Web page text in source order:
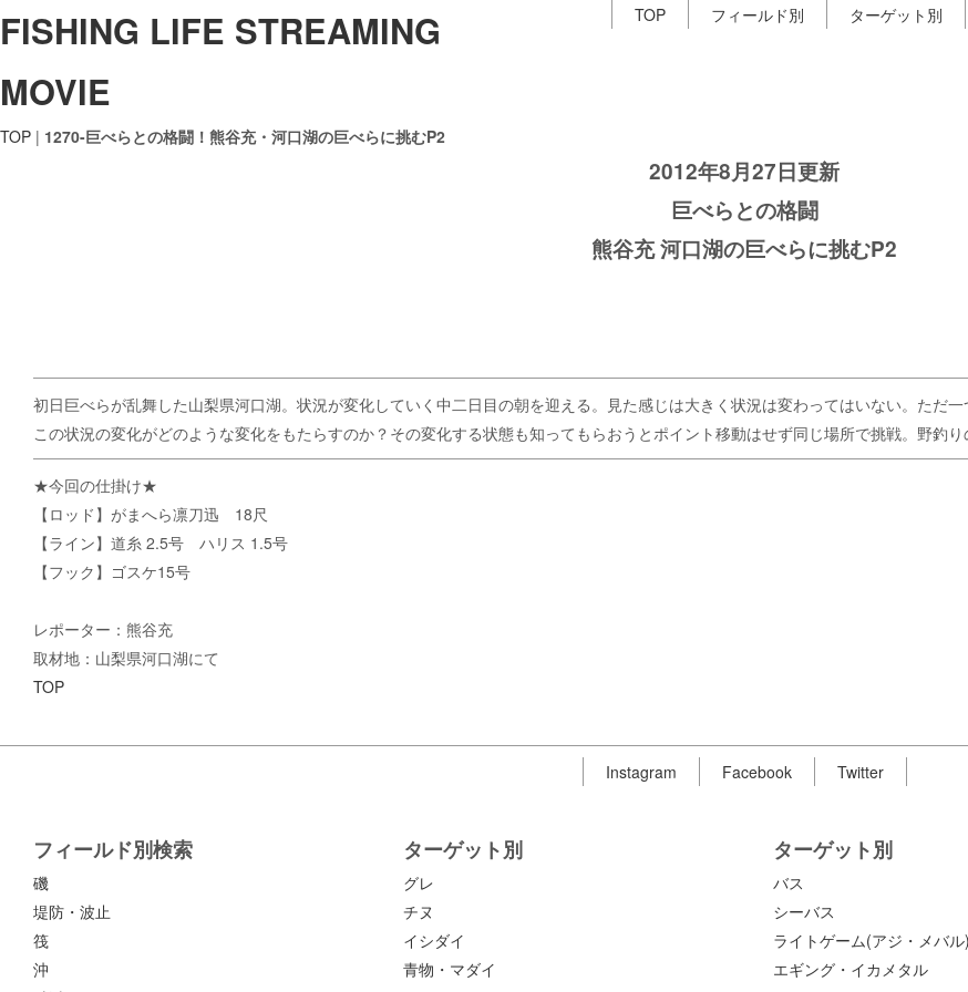
FISHING LIFE STREAMING
MOVIE
TOP フィールド別 ターゲット別
TOP | 1270-巨べらとの格闘！熊谷充・河口湖の巨べらに挑むP2
2012年8月27日更新
巨べらとの格闘
熊谷充 河口湖の巨べらに挑むP2
初日巨べらが乱舞した山梨県河口湖。状況が変化していく中二日目の朝を迎える。見た感じは大きく状況は変わってはいない。ただ一
この状況の変化がどのような変化をもたらすのか？その変化する状態も知ってもらおうとポイント移動はせず同じ場所で挑戦。野釣
★今回の仕掛け★
【ロッド】がまへら凛刀迅 18尺
【ライン】道糸 2.5号 ハリス 1.5号
【フック】ゴスケ15号
レポーター：熊谷充
取材地：山梨県河口湖にて
TOP
Instagram Facebook Twitter
フィールド別検索
磯
堤防・波止
筏
沖
ターゲット別
グレ
チヌ
イシダイ
青物・マダイ
ターゲット別
バス
シーバス
ライトゲーム(アジ・メバル)
エギング・イカメタル